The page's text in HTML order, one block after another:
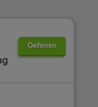
Oefenen